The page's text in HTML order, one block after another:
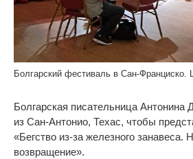
Болгарский фестиваль в Сан-Франциско.
Болгарская писательница Антонина
из Сан-Антонио, Техас, чтобы
«Бегство из-за железного занавеса.
возвращение».